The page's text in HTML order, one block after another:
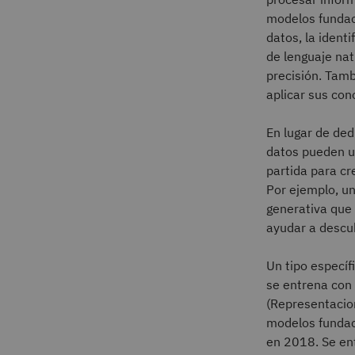
modelos
datos, la
de lenguaje
precisión.
aplicar sus
En lugar de
datos pueden
partida para
Por ejemplo,
generativa
ayudar a
Un tipo
se entrena
modelos
en 2018. Se